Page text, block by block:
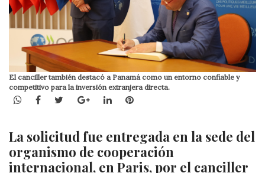
El canciller también destacó a Panamá como un entorno confiable y
competitivo para la inversión extranjera directa.
WhatsApp
Facebook
TwitterGoogle+LinkedInPinterest
La solicitud fue entregada en la sede del
organismo de cooperación
internacional, en Paris, por el canciller